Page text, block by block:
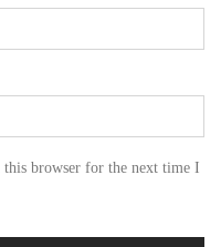
this browser for the next time I